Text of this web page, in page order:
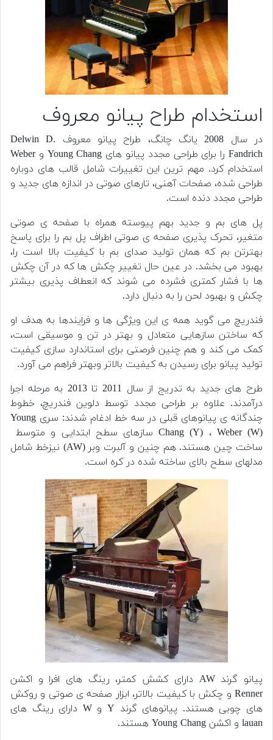
استخدام طراح پیانو معروف
در سال 2008 یانگ چانگ، طراح پیانو معروف Delwin D.
Fandrich را برای طراحی مجدد پیانو های Young Chang و Weber
استخدام کرد. مهم ترین این تغییرات شامل قالب های دوباره
طراحی شده، صفحات آهنی، تارهای صوتی در اندازه های جدید و
طراحی مجدد دنده است.
پل های بم و جدید بهم پیوسته همراه با صفحه ی صوتی
متغیر، تحرک پذیری صفحه ی صوتی اطراف پل بم را برای پاسخ
بهترتن بم که همان تولید صدای بم با کیفیت بالا است را،
بهبود می بخشد. در عین حال تغییر چکش ها که در آن چکش
ها با فشار کمتری فشرده می شوند که انعطاف پذیری بیشتر
چکش و بهبود لحن را به دنبال دارد.
فندریچ می گوید همه ی این ویژگی ها و فرایندها به هدف او
که ساختن سازهایی متعادل و بهتر در تن و موسیقی است،
کمک می کند و هم چنین فرصتی برای استاندارد سازی کیفیت
تولید پیانو برای رسیدن به کیفیت بالاتر وبهتر فراهم می آورد.
طرح های جدید به تدریج از سال 2011 تا 2013 به مرحله اجرا
درآمدند. علاوه بر طراحی مجدد توسط دلوین فندریچ، خطوط
چندگانه ی پیانوهای قبلی در سه خط ادغام شدند: سری Young
Chang (Y) ، Weber (W) سازهای سطح ابتدایی و متوسط ​​
ساخت چین هستند. هم چنین و آلبرت وبر (AW) نیزخط شامل
مدلهای سطح بالای ساخته شده در کره است.
پیانو گرند AW دارای کشش کمتر، رینگ های افرا و اکشن
Renner و چکش با کیفیت بالاتر، ابزار صفحه ی صوتی و روکش
های چوبی هستند. پیانوهای گرند Y و W دارای رینگ های
lauan و اکشن Young Chang هستند.